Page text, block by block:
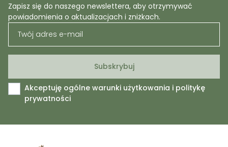
Zapisz się do naszego newslettera, aby otrzymywać
powiadomienia o aktualizacjach i zniżkach.
Akceptuję ogólne warunki użytkowania i politykę
prywatności